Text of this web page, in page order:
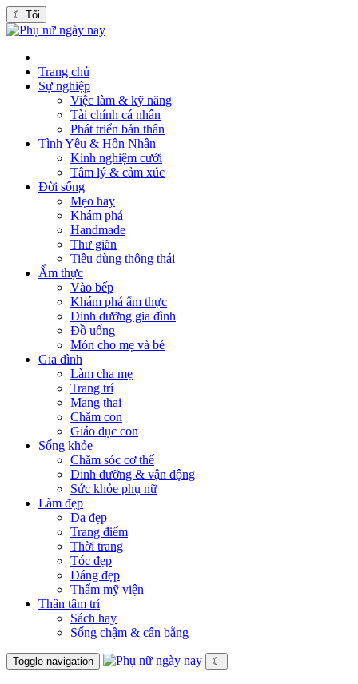
☾ Tối
Trang chủ
Sự nghiệp
Việc làm & kỹ năng
Tài chính cá nhân
Phát triển bản thân
Tình Yêu & Hôn Nhân
Kinh nghiệm cưới
Tâm lý & cảm xúc
Đời sống
Mẹo hay
Khám phá
Handmade
Thư giãn
Tiêu dùng thông thái
Ẩm thực
Vào bếp
Khám phá ẩm thực
Dinh dưỡng gia đình
Đồ uống
Món cho mẹ và bé
Gia đình
Làm cha mẹ
Trang trí
Mang thai
Chăm con
Giáo dục con
Sống khỏe
Chăm sóc cơ thể
Dinh dưỡng & vận động
Sức khỏe phụ nữ
Làm đẹp
Da đẹp
Trang điểm
Thời trang
Tóc đẹp
Dáng đẹp
Thẩm mỹ viện
Thân tâm trí
Sách hay
Sống chậm & cân bằng
Toggle navigation ☾